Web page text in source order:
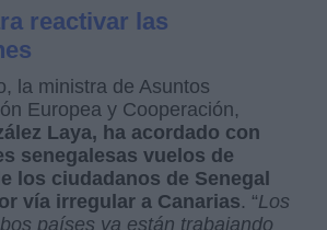
reactivar las
la ministra de Asuntos
Europea y Cooperación,
Laya, ha acordado con
senegalesas vuelos de
los ciudadanos de Senegal
vía irregular a Canarias. “Los
países ya están trabajando